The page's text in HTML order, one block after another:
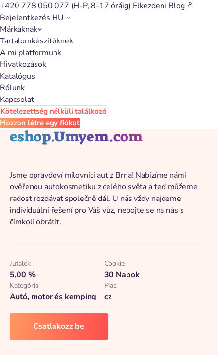
+420 778 050 077 (H-P, 8-17 óráig) Elkezdeni Blog
Bejelentkezés HU
Márkáknak
Tartalomkészítőknek
A mi platformunk
Hivatkozások
Katalógus
Rólunk
Kapcsolat
Kötelezettség nélküli találkozó
Hozzon létre egy fiókot
Vissza a katalógushoz
eshop.Umyem.com
Jsme opravdoví milovníci aut z Brna! Nabízíme námi
ověřenou autokosmetiku z celého světa a teď můžeme
radost rozdávat společně dál. U nás vždy najdeme
individuální řešení pro Váš vůz, nebojte se na nás s
čímkoli obrátit.
Jutalék
5,00 %
Cookie
30 Napok
Kategória
Autó, motor és kemping
Piac
cz
Csatlakozz be